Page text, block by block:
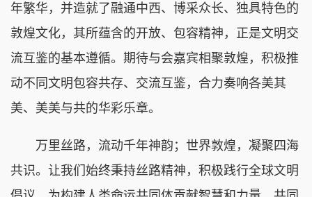
年繁华，并造就了融通中西、博采众长、独具特色的
敦煌文化，其所蕴含的开放、包容精神，正是文明交
流互鉴的基本遵循。期待与会嘉宾相聚敦煌，积极推
动不同文明包容共存、交流互鉴，合力奏响各美其
美、美美与共的华彩乐章。
万里丝路，流动千年神韵；世界敦煌，凝聚四海
共识。让我们始终秉持丝路精神，积极践行全球文明